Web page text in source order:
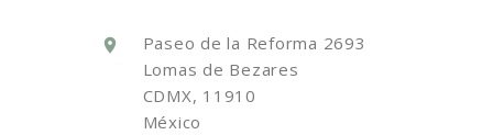
Paseo de la Reforma 2693
Lomas de Bezares
CDMX, 11910
México